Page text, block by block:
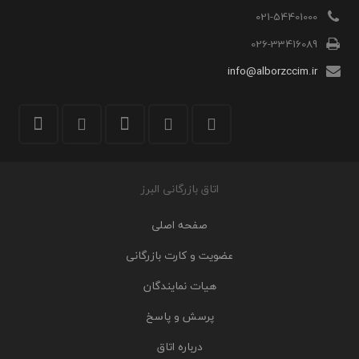
021-54401000
026-33416089
info@alborzccim.ir
اتاق بازرگانی البرز
صفحه اصلی
عضویت و کارت بازرگانی
هیات نمایندگان
پرسش و پاسخ
درباره اتاق